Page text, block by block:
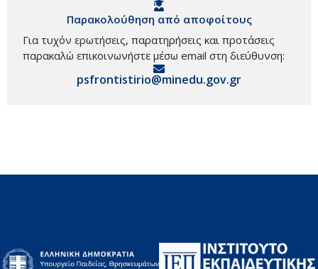
Παρακολούθηση από αποφοίτους
Για τυχόν ερωτήσεις, παρατηρήσεις και προτάσεις
παρακαλώ επικοινωνήστε μέσω email στη διεύθυνση:
psfrontistirio@minedu.gov.gr